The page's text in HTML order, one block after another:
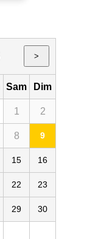
>
Sam Dim
1 2
8 9
15 16
22 23
29 30